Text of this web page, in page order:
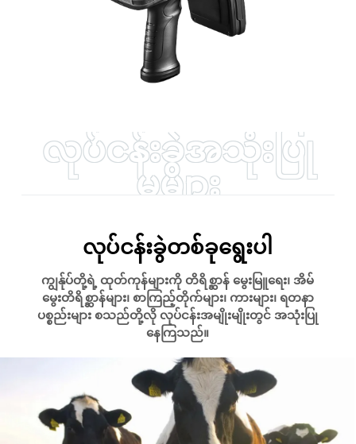
လုပ်ငန်းခွဲအသုံးပြု
မှုများ
လုပ်ငန်းခွဲတစ်ခုရွေးပါ
ကျွန်ုပ်တို့ရဲ့ ထုတ်ကုန်များကို တိရိစ္ဆာန် မွေးမြူရေး၊ အိမ်
မွေးတိရိစ္ဆာန်များ၊ စာကြည့်တိုက်များ၊ ကားများ၊ ရတနာ
ပစ္စည်းများ စသည်တို့လို လုပ်ငန်းအမျိုးမျိုးတွင် အသုံးပြု
နေကြသည်။